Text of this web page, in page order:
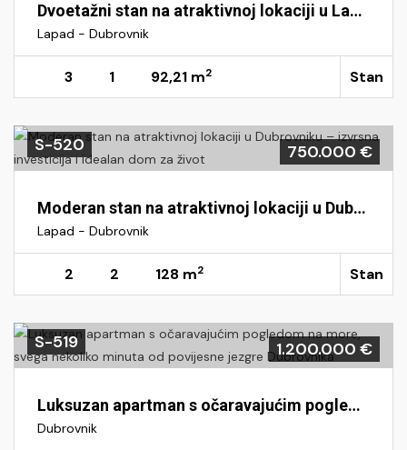
Dvoetažni stan na atraktivnoj lokaciji u Lapadu – moderan, svijetao i funkcionalan dom
Lapad - Dubrovnik
3 1 92,21 m2 Stan
750.000 €
S-520
Moderan stan na atraktivnoj lokaciji u Dubrovniku – izvrsna investicija i idealan dom za život
Lapad - Dubrovnik
2 2 128 m2 Stan
1.200.000 €
S-519
Luksuzan apartman s očaravajućim pogledom na more, svega nekoliko minuta od povijesne jezgre Dubrovnika
Dubrovnik